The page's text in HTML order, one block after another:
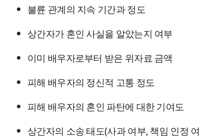
불륜 관계의 지속 기간과 정도
상간자가 혼인 사실을 알았는지 여부
이미 배우자로부터 받은 위자료 금액
피해 배우자의 정신적 고통 정도
피해 배우자의 혼인 파탄에 대한 기여도
상간자의 소송 태도(사과 여부, 책임 인정 여